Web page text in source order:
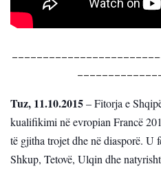
Tuz, 11.10.2015– Fitorja e
kualifikimi në evropian Francë
të gjitha trojet dhe në diasporë. U
Shkup, Tetovë, Ulqin dhe